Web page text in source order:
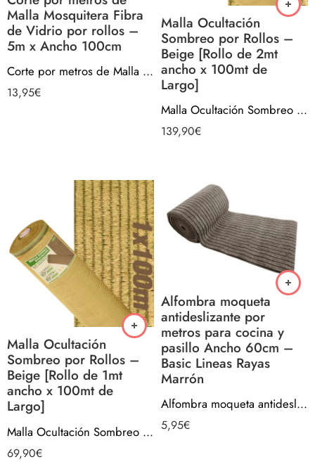
Malla Mosquitera Fibra
de Vidrio por rollos –
5m x Ancho 100cm
Corte por metros de Malla Mosquitera Fibra de Vidrio por rollos – 5m x Ancho 100cm
13,95€
Malla Ocultación
Sombreo por Rollos –
Beige [Rollo de 2mt
ancho x 100mt de
Largo]
Malla Ocultación Sombreo por Rollos – Beige [Rollo de 2mt ancho x 100mt de Largo]
139,90€
Malla Ocultación
Sombreo por Rollos –
Beige [Rollo de 1mt
ancho x 100mt de
Largo]
Malla Ocultación Sombreo por Rollos – Beige [Rollo de 1mt ancho x 100mt de Largo]
69,90€
Alfombra moqueta
antideslizante por
metros para cocina y
pasillo Ancho 60cm –
Basic Lineas Rayas
Marrón
Alfombra moqueta antideslizante por metros para cocina y pasillo Ancho 60cm – Basic Lineas Rayas Marrón
5,95€